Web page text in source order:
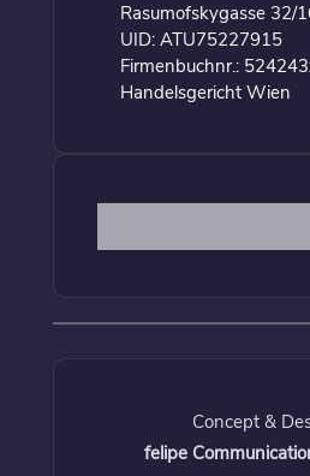
Rasumofskygasse 32/
UID: ATU75227915
Firmenbuchnr.:
Handelsgericht Wien
Concept &
felipe